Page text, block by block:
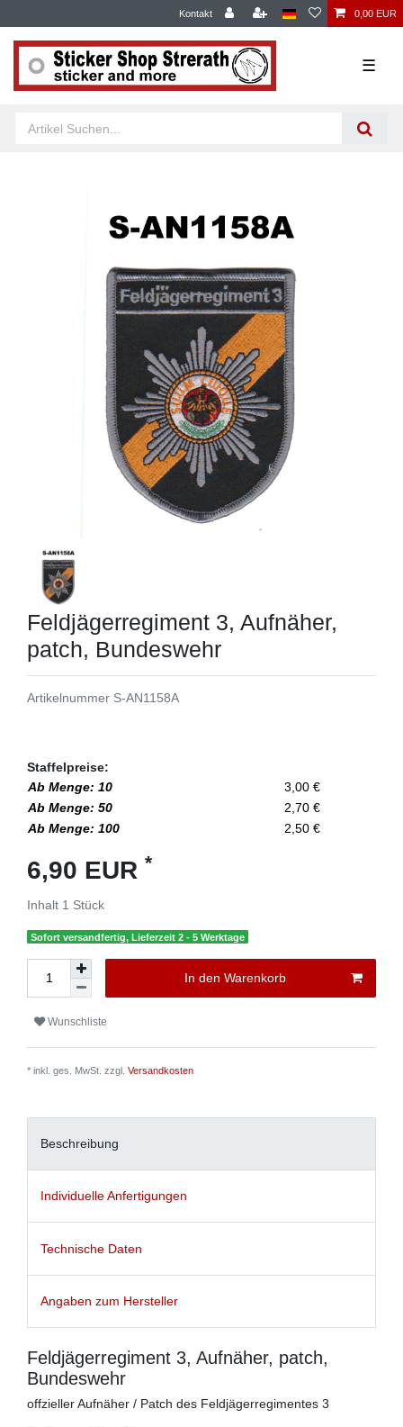
Kontakt 0,00 EUR
☰
Feldjägerregiment 3, Aufnäher,
patch, Bundeswehr
Artikelnummer S-AN1158A
Staffelpreise:
Ab Menge: 10
3,00 €
Ab Menge: 50
2,70 €
Ab Menge: 100
2,50 €
6,90 EUR *
Inhalt 1 Stück
Sofort versandfertig, Lieferzeit 2 - 5 Werktage
In den Warenkorb
Wunschliste
* inkl. ges. MwSt. zzgl. Versandkosten
Beschreibung
Individuelle Anfertigungen
Technische Daten
Angaben zum Hersteller
Feldjägerregiment 3, Aufnäher, patch,
Bundeswehr
offzieller Aufnäher / Patch des Feldjägerregimentes 3